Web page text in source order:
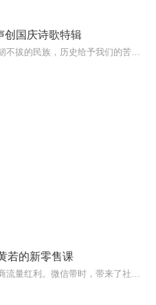
创国庆诗歌特辑
若的新零售课